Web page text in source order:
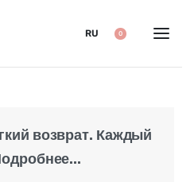
RU 0
возврат. Каждый